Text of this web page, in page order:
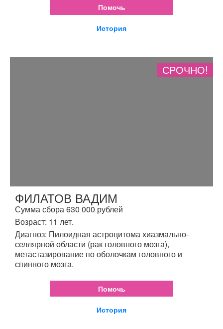
Помочь
История
СРОЧНО!
ФИЛАТОВ ВАДИМ
Сумма сбора 630 000 рублей
Возраст: 11 лет.
Диагноз: Пилоидная астроцитома хиазмально-
селлярной области (рак головного мозга),
метастазирование по оболочкам головного и
спинного мозга.
Помочь
История